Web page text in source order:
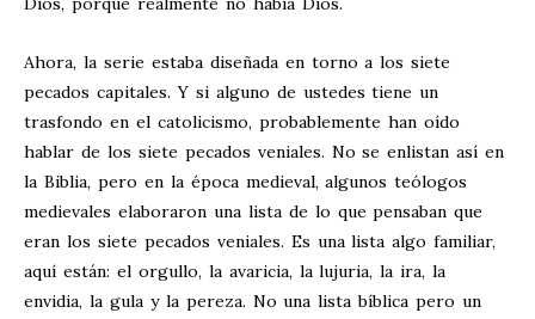
Ahora, la serie estaba diseñada en torno a los siete
pecados capitales. Y si alguno de ustedes tiene un
trasfondo en el catolicismo, probablemente han oído
hablar de los siete pecados veniales. No se enlistan así en
la Biblia, pero en la época medieval, algunos teólogos
medievales elaboraron una lista de lo que pensaban que
eran los siete pecados veniales. Es una lista algo familiar,
aquí están: el orgullo, la avaricia, la lujuria, la ira, la
envidia, la gula y la pereza. No una lista bíblica pero un